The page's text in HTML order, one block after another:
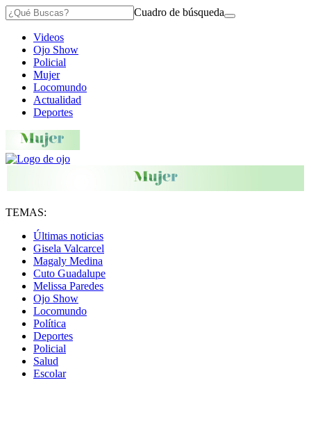
Cuadro de búsqueda
Videos
Ojo Show
Policial
Mujer
Locomundo
Actualidad
Deportes
TEMAS:
Últimas noticias
Gisela Valcarcel
Magaly Medina
Cuto Guadalupe
Melissa Paredes
Ojo Show
Locomundo
Política
Deportes
Policial
Salud
Escolar